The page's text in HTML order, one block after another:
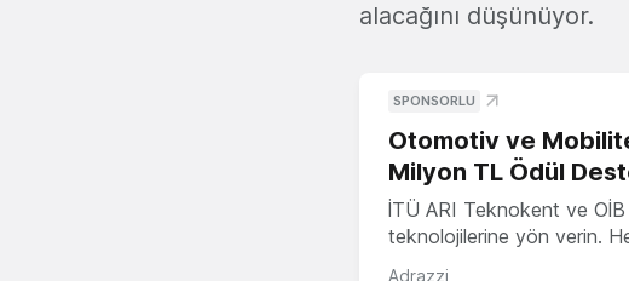
alacağını düşünüyor.
SPONSORLU
Otomotiv ve
Milyon TL Ödül
İTÜ ARI Teknokent ve
teknolojilerine yön verin.
Adrazzi